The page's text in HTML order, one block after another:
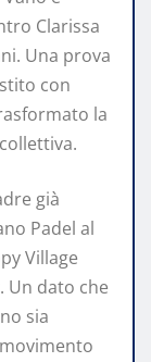
Clarissa
Una prova
con
la
già
Padel al
Village
Un dato che
sia